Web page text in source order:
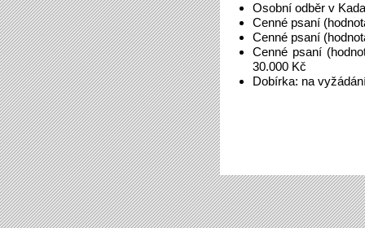
Osobní odběr v
Cenné psaní
Cenné psaní
Cenné psaní
30.000 Kč
Dobírka: na